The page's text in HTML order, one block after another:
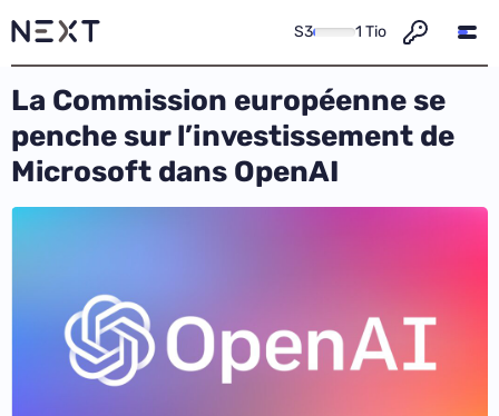
S3 1 Tio
La Commission européenne se
penche sur l’investissement de
Microsoft dans OpenAI